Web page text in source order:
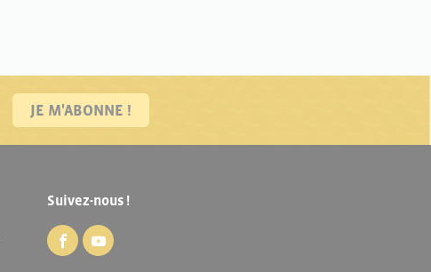
JE M'ABONNE !
Suivez-nous !